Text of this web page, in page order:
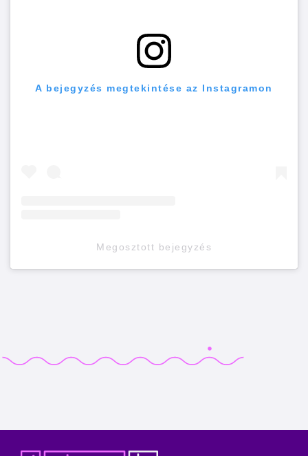
A bejegyzés megtekintése az Instagramon
Megosztott bejegyzés